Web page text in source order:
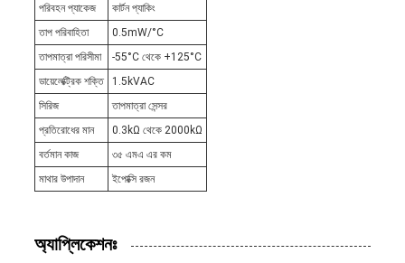
পরিবহন প্যাকেজ
কার্টন প্যাকিং
তাপ পরিবাহিতা
0.5mW/°C
তাপমাত্রা পরিসীমা
-55°C থেকে +125°C
ডায়েলেক্ট্রিক শক্তি
1.5kVAC
সিরিজ
তাপমাত্রা সেন্সর
প্রতিরোধের মান
0.3kΩ থেকে 2000kΩ
বর্তমান কাজ
৩৫ এমএ এর কম
মাথার উপাদান
ইপোক্সি রজন
অ্যাপ্লিকেশনঃ